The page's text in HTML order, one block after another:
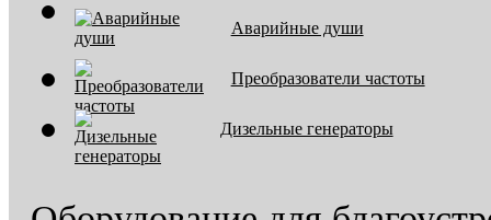
Аварийные души
Преобразователи частоты
Дизельные генераторы